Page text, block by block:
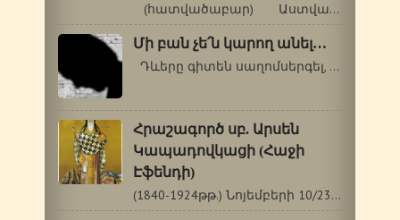
(հատվածաբար) Աստվածաշունչն…
Մի բան չե՛ն կարող անել…
Դևերը գիտեն սաղոմսերգել, աշխարհի…
Հրաշագործ սբ. Արսեն
Կապադովկացի (Հաջի
Էֆենդի)
(1840-1924թթ.) Նոյեմբերի 10/23 Սբ. Արսենը[1]…